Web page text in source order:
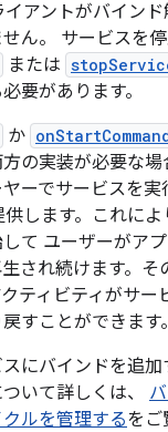
アントがバイン
ん。 サービスを
または
要があります。
か
の実装が必要な場
ーでサービスを
します。これによ
て ユーザーがア
され続けます。そ
ティビティがサー
すことができます。
にバインドを追
いて詳しくは、
ルを管理するをご